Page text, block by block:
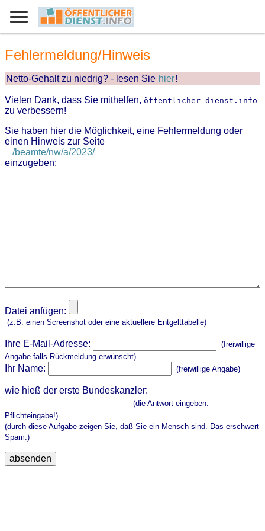
Fehlermeldung/Hinweis
Netto-Gehalt zu niedrig? - lesen Sie hier!
Vielen Dank, dass Sie mithelfen, öffentlicher-dienst.info
zu verbessern!
Sie haben hier die Möglichkeit, eine Fehlermeldung oder
einen Hinweis zur Seite
/beamte/nw/a/2023/
einzugeben:
Datei anfügen:
(z.B. einen Screenshot oder eine aktuellere Entgelttabelle)
Ihre E-Mail-Adresse:
(freiwillige
Angabe falls Rückmeldung erwünscht)
Ihr Name: (freiwillige Angabe)
wie hieß der erste Bundeskanzler:
(die Antwort eingeben.
Pflichteingabe!)
(durch diese Aufgabe zeigen Sie, daß Sie ein Mensch sind. Das erschwert
Spam.)